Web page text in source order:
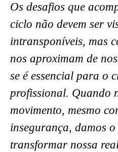
Os desafios que
ciclo não devem ser
intransponíveis, mas
nos aproximam de
se é essencial para o
profissional. Quando
movimento, mesmo
insegurança, damos
transformar nossa